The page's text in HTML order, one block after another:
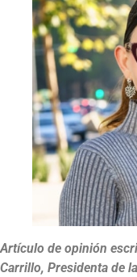
Artículo de opinión
Carrillo, Presidenta de